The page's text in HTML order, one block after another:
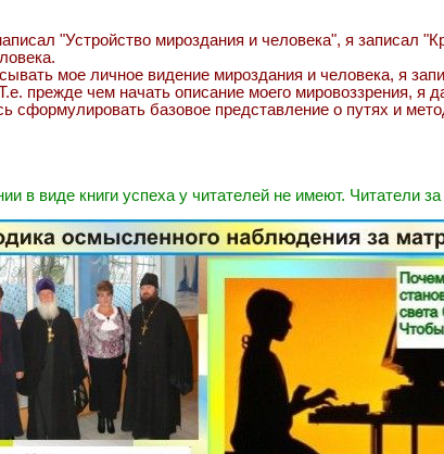
"Устройство мироздания и человека", я записал
мое личное видение мироздания и человека, я
прежде чем начать описание моего мировоззрения,
сформулировать базовое представление о путях и
в виде книги успеха у читателей не имеют. Читатели